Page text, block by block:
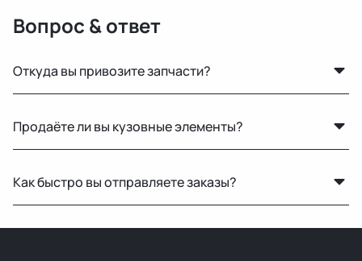
Вопрос & ответ
Откуда вы привозите запчасти?
проверенных аукционах в Европе, США и арабских
странах. Все детали проходят визуальный осмотр и
Продаёте ли вы кузовные элементы?
крылья, капоты, бамперы и другие элементы без
ржавчины и повреждений.
Как быстро вы отправляете заказы?